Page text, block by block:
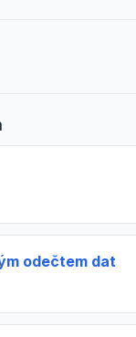
odečtem dat